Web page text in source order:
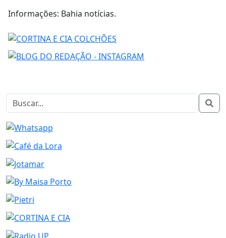
Informações: Bahia notícias.